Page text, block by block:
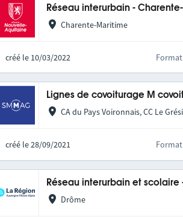
Réseau interurbain -
Charente-Maritime
créé le 10/03/2022 Format
Lignes de covoiturage M
CA du Pays Voironnais, CC Le
créé le 28/09/2021 Format
Réseau interurbain et scolaire
Drôme